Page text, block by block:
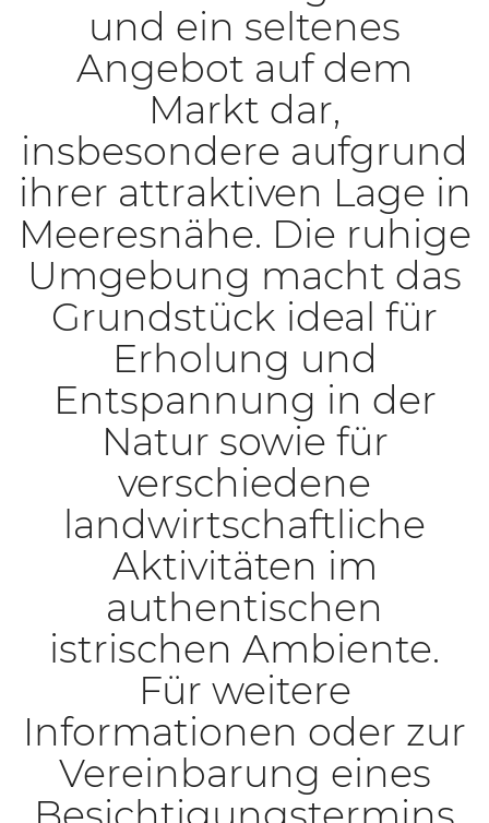
und ein seltenes
Angebot auf dem
Markt dar,
insbesondere aufgrund
ihrer attraktiven Lage in
Meeresnähe. Die ruhige
Umgebung macht das
Grundstück ideal für
Erholung und
Entspannung in der
Natur sowie für
verschiedene
landwirtschaftliche
Aktivitäten im
authentischen
istrischen Ambiente.
Für weitere
Informationen oder zur
Vereinbarung eines